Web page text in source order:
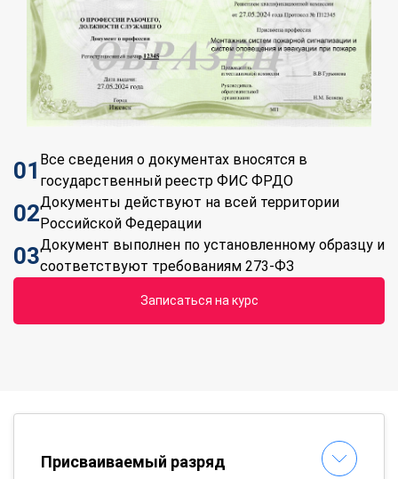
01 Все сведения о документах вносятся в
государственный реестр ФИС ФРДО
02Документы действуют на всей территории
Российской Федерации
03Документ выполнен по установленному образцу и
соответствуют требованиям 273-ФЗ
Записаться на курс
Присваиваемый разряд